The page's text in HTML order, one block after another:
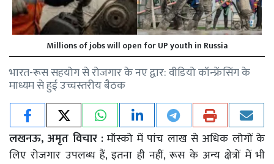
Millions of jobs will open for UP youth in Russia
भारत-रूस सहयोग से रोजगार के नए द्वार: वीडियो कॉन्फ्रेंसिंग के
माध्यम से हुई उच्चस्तरीय बैठक
लखनऊ, अमृत विचार :मॉस्को में पांच लाख से अधिक लोगों के
लिए रोजगार उपलब्ध हैं, इतना ही नहीं, रूस के अन्य क्षेत्रों में भी